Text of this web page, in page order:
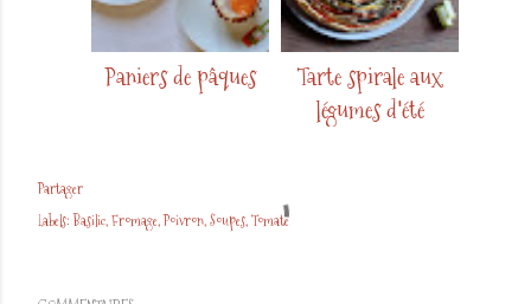
Paniers de pâques
Tarte spirale aux
légumes d'été
Partager
Labels: Basilic Fromage Poivron Soupes Tomate